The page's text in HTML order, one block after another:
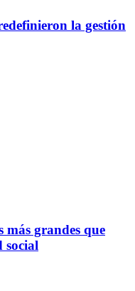
la gestión
más grandes que
social